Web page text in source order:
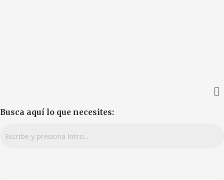
Busca aquí lo que necesites: